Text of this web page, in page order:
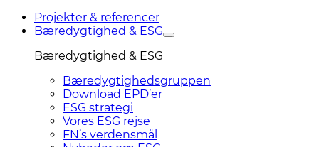
Projekter & referencer
Bæredygtighed & ESG
Bæredygtighed & ESG
Bæredygtighedsgruppen
Download EPD’er
ESG strategi
Vores ESG rejse
FN’s verdensmål